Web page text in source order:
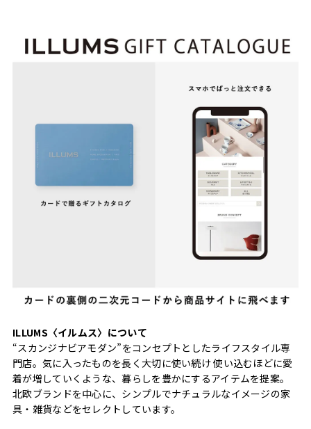
ILLUMS〈イルムス〉について
“スカンジナビアモダン”をコンセプトとしたライフスタイル専
門店。気に入ったものを長く大切に使い続け 使い込むほどに愛
着が増していくような、暮らしを豊かにするアイテムを提案。
北欧ブランドを中心に、シンプルでナチュラルなイメージの家
具・雑貨などをセレクトしています。